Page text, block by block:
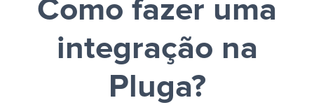
Como fazer uma
integração na
Pluga?